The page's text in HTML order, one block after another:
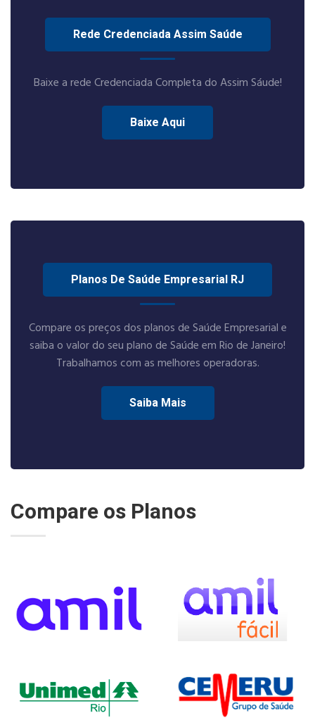
Rede Credenciada Assim Saúde
Baixe a rede Credenciada Completa do Assim Sáude!
Baixe Aqui
Planos De Saúde Empresarial RJ
Compare os preços dos planos de Saúde Empresarial e
saiba o valor do seu plano de Saúde em Rio de Janeiro!
Trabalhamos com as melhores operadoras.
Saiba Mais
Compare os Planos